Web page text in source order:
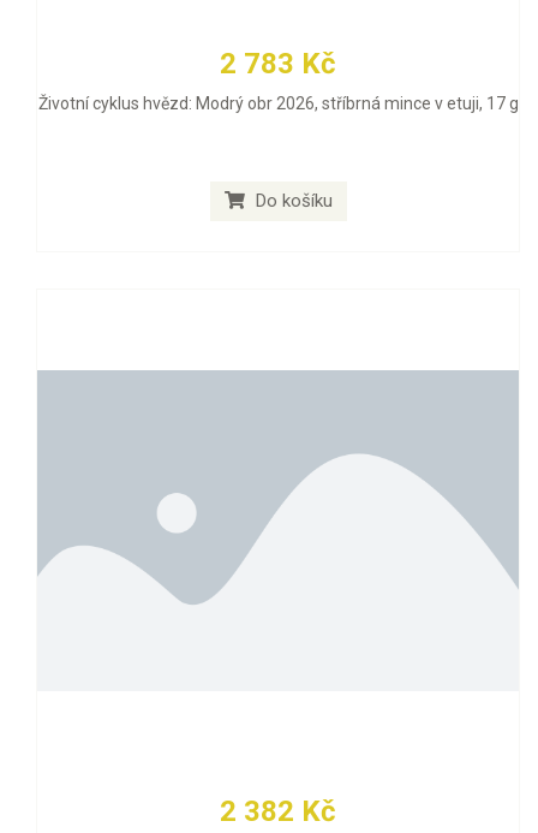
2 783 Kč
Životní cyklus hvězd: Modrý obr 2026, stříbrná mince v etuji, 17 g
Do košíku
2 382 Kč